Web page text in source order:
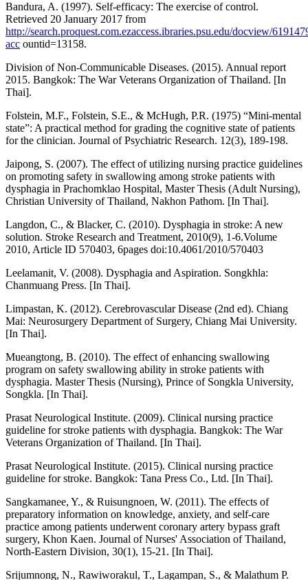
Bandura, A. (1997). Self-efficacy: The exercise of control.
Retrieved 20 January 2017 from
http://search.proquest.com.ezaccess.ibraries.psu.edu/docview/
acc ountid=13158.
Division of Non-Communicable Diseases. (2015). Annual report
2015. Bangkok: The War Veterans Organization of Thailand. [In
Thai].
Folstein, M.F., Folstein, S.E., & McHugh, P.R. (1975) “Mini-mental
state”: A practical method for grading the cognitive state of patients
for the clinician. Journal of Psychiatric Research. 12(3), 189-198.
Jaipong, S. (2007). The effect of utilizing nursing practice guidelines
on promoting safety in swallowing among stroke patients with
dysphagia in Prachomklao Hospital, Master Thesis (Adult Nursing),
Christian University of Thailand, Nakhon Pathom. [In Thai].
Langdon, C., & Blacker, C. (2010). Dysphagia in stroke: A new
solution. Stroke Research and Treatment, 2010(9), 1-6.Volume
2010, Article ID 570403, 6pages doi:10.4061/2010/570403
Leelamanit, V. (2008). Dysphagia and Aspiration. Songkhla:
Chanmuang Press. [In Thai].
Limpastan, K. (2012). Cerebrovascular Disease (2nd ed). Chiang
Mai: Neurosurgery Department of Surgery, Chiang Mai University.
[In Thai].
Mueangtong, B. (2010). The effect of enhancing swallowing
program on safety swallowing ability in stroke patients with
dysphagia. Master Thesis (Nursing), Prince of Songkla University,
Songkla. [In Thai].
Prasat Neurological Institute. (2009). Clinical nursing practice
guideline for stroke patients with dysphagia. Bangkok: The War
Veterans Organization of Thailand. [In Thai].
Prasat Neurological Institute. (2015). Clinical nursing practice
guideline for stroke. Bangkok: Tana Press Co., Ltd. [In Thai].
Sangkamanee, Y., & Ruisungnoen, W. (2011). The effects of
preparatory information on knowledge, anxiety, and self-care
practice among patients underwent coronary artery bypass graft
surgery, Khon Kaen. Journal of Nurses' Association of Thailand,
North-Eastern Division, 30(1), 15-21. [In Thai].
Srijumnong, N., Rawiworakul, T., Lagampan, S., & Malathum P.